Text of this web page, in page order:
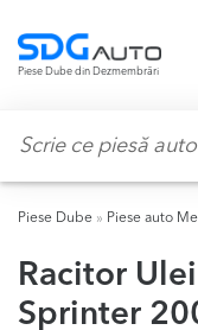
navigation
content
Piese Dube din Dezmembrări
Piese Dube » Piese auto
Racitor
Sprinter